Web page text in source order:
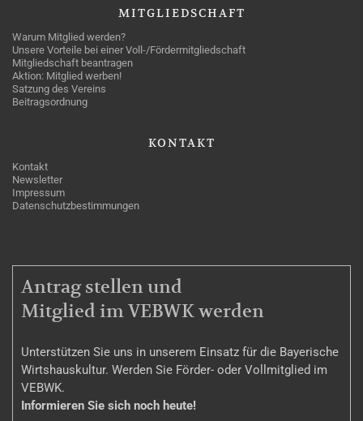
MITGLIEDSCHAFT
Warum Mitglied werden?
Unsere Vorteile bei einer Voll-/Fördermitgliedschaft
Mitgliedschaft beantragen
Aktion: Mitglied werben!
Satzung des Vereins
Beitragsordnung
KONTAKT
Kontakt
Newsletter
Impressum
Datenschutzbestimmungen
MITGLIEDSCHAFT
Antrag stellen und
Mitglied im VEBWK werden
Unterstützen Sie uns in unserem Einsatz für die Bayerische
Wirtshauskultur. Werden Sie Förder- oder Vollmitglied im
VEBWK.
Informieren Sie sich noch heute!